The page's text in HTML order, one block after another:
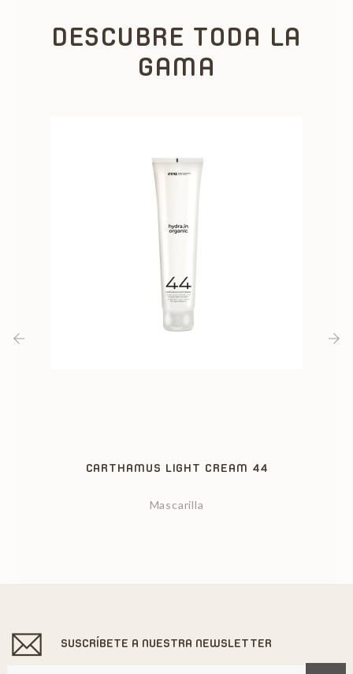
DESCUBRE TODA LA
GAMA
CARTHAMUS LIGHT CREAM 44
Mascarilla
SUSCRÍBETE A NUESTRA NEWSLETTER